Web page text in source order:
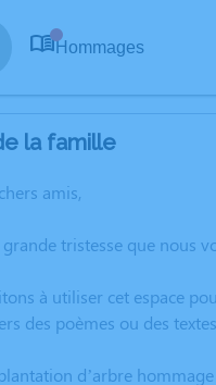
Hommages
la famille
amis,
grande tristesse que nous
à utiliser cet espace
des poèmes ou des
d’arbre